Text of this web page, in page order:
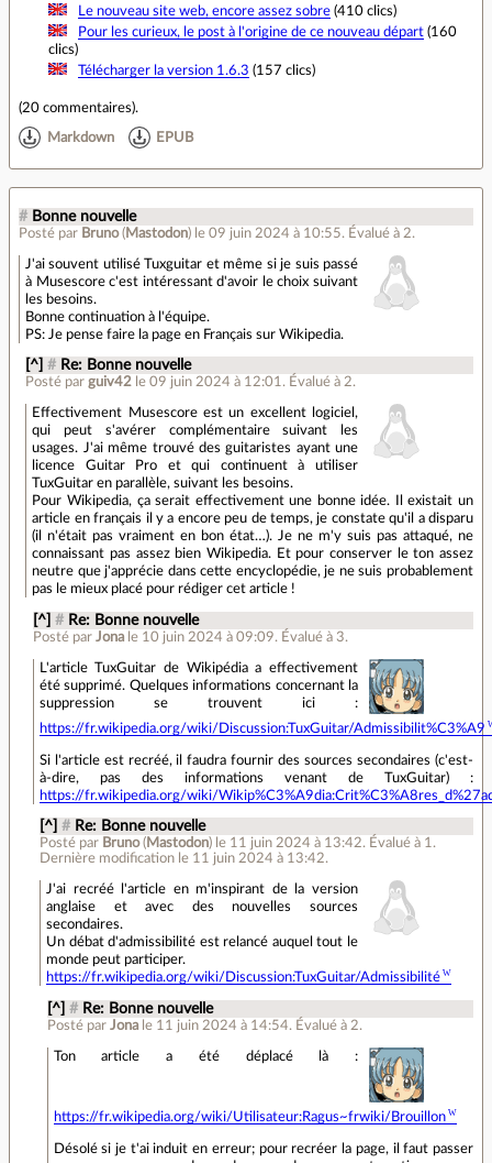
Le nouveau site web, encore assez sobre(410 clics)
Pour les curieux, le post à l'origine de ce nouveau départ(160
clics)
Télécharger la version 1.6.3 (157 clics)
(20 commentaires).
Markdown EPUB
# Bonne nouvelle
Posté par Bruno( Mastodon) le 09 juin 2024 à 10:55. Évalué à 2.
J'ai souvent utilisé Tuxguitar et même si je suis passé
à Musescore c'est intéressant d'avoir le choix suivant
les besoins.
Bonne continuation à l'équipe.
PS: Je pense faire la page en Français sur Wikipedia.
[^] # Re: Bonne nouvelle
Posté parguiv42 le 09 juin 2024 à 12:01. Évalué à2.
Effectivement Musescore est un excellent logiciel,
qui peut s'avérer complémentaire suivant les
usages. J'ai même trouvé des guitaristes ayant une
licence Guitar Pro et qui continuent à utiliser
TuxGuitar en parallèle, suivant les besoins.
Pour Wikipedia, ça serait effectivement une bonne idée. Il existait un
article en français il y a encore peu de temps, je constate qu'il a disparu
(il n'était pas vraiment en bon état…). Je ne m'y suis pas attaqué, ne
connaissant pas assez bien Wikipedia. Et pour conserver le ton assez
neutre que j'apprécie dans cette encyclopédie, je ne suis probablement
pas le mieux placé pour rédiger cet article !
[^] # Re: Bonne nouvelle
Posté par Jona le 10 juin 2024 à 09:09. Évalué à 3.
L'article TuxGuitar de Wikipédia a effectivement
été supprimé. Quelques informations concernant la
suppression se trouvent ici :
https://fr.wikipedia.org/wiki/Discussion:TuxGuitar/Admissibilit%C3%A9
Si l'article est recréé, il faudra fournir des sources secondaires (c'est-
à-dire, pas des informations venant de TuxGuitar) :
https://fr.wikipedia.org/wiki/
[^] # Re: Bonne nouvelle
Posté par Bruno( Mastodon) le 11 juin 2024 à 13:42. Évalué à 1.
Dernière modification le 11 juin 2024 à 13:42.
J'ai recréé l'article en m'inspirant de la version
anglaise et avec des nouvelles sources
secondaires.
Un débat d'admissibilité est relancé auquel tout le
monde peut participer.
https://fr.wikipedia.org/wiki/Discussion:TuxGuitar/Admissibilité
[^] # Re: Bonne nouvelle
Posté par Jona le 11 juin 2024 à 14:54. Évalué à 2.
Ton article a été déplacé là :
https://fr.wikipedia.org/wiki/Utilisateur:Ragus~frwiki/Brouillon
Désolé si je t'ai induit en erreur; pour recréer la page, il faut passer